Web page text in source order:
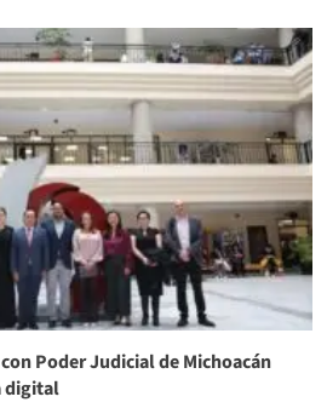
Poder Judicial de Michoacán
digital